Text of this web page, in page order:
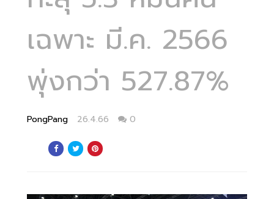
เฉพาะ มี.ค. 2566
พุ่งกว่า 527.87%
PongPang 26.4.66 0